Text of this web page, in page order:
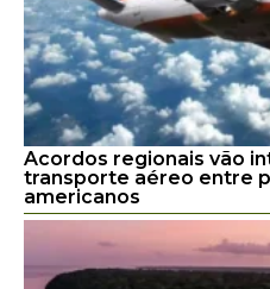
Acordos regionais vão
transporte aéreo entre
americanos